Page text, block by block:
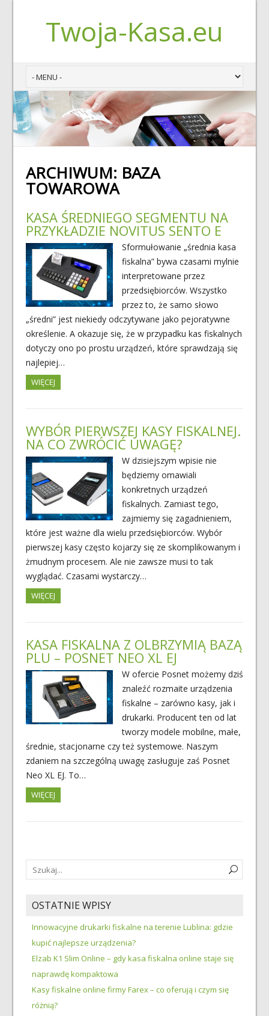
Twoja-Kasa.eu
ARCHIWUM: BAZA
TOWAROWA
KASA ŚREDNIEGO SEGMENTU NA
PRZYKŁADZIE NOVITUS SENTO E
Sformułowanie „średnia kasa
fiskalna” bywa czasami mylnie
interpretowane przez
przedsiębiorców. Wszystko
przez to, że samo słowo
„średni” jest niekiedy odczytywane jako pejoratywne
określenie. A okazuje się, że w przypadku kas fiskalnych
dotyczy ono po prostu urządzeń, które sprawdzają się
najlepiej…
WIĘCEJ
WYBÓR PIERWSZEJ KASY FISKALNEJ.
NA CO ZWRÓCIĆ UWAGĘ?
W dzisiejszym wpisie nie
będziemy omawiali
konkretnych urządzeń
fiskalnych. Zamiast tego,
zajmiemy się zagadnieniem,
które jest ważne dla wielu przedsiębiorców. Wybór
pierwszej kasy często kojarzy się ze skomplikowanym i
żmudnym procesem. Ale nie zawsze musi to tak
wyglądać. Czasami wystarczy…
WIĘCEJ
KASA FISKALNA Z OLBRZYMIĄ BAZĄ
PLU – POSNET NEO XL EJ
W ofercie Posnet możemy dziś
znaleźć rozmaite urządzenia
fiskalne – zarówno kasy, jak i
drukarki. Producent ten od lat
tworzy modele mobilne, małe,
średnie, stacjonarne czy też systemowe. Naszym
zdaniem na szczególną uwagę zasługuje zaś Posnet
Neo XL EJ. To…
WIĘCEJ
OSTATNIE WPISY
Innowacyjne drukarki fiskalne na terenie Lublina: gdzie
kupić najlepsze urządzenia?
Elzab K1 Slim Online – gdy kasa fiskalna online staje się
naprawdę kompaktowa
Kasy fiskalne online firmy Farex – co oferują i czym się
różnią?